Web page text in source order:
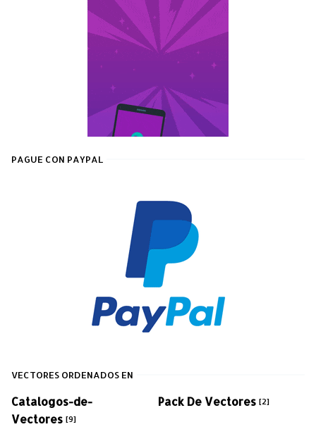
PAGUE CON PAYPAL
VECTORES ORDENADOS EN
Catalogos-de-
Vectores [9]
Pack De Vectores [2]